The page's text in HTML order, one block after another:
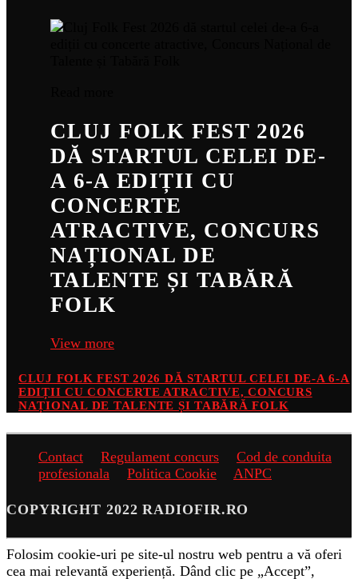
CLUJ FOLK FEST 2026
DĂ STARTUL CELEI DE-
A 6-A EDIȚII CU
CONCERTE
ATRACTIVE, CONCURS
NAȚIONAL DE
TALENTE ȘI TABĂRĂ
FOLK
View more
CLUJ FOLK FEST 2026 DĂ STARTUL CELEI DE-A 6-A
EDIȚII CU CONCERTE ATRACTIVE, CONCURS
NAȚIONAL DE TALENTE ȘI TABĂRĂ FOLK
Contact Regulament concurs
Cod de conduita
profesionala
Politica Cookie ANPC
COPYRIGHT 2022 RADIOFIR.RO
Folosim cookie-uri pe site-ul nostru web pentru a vă oferi
cea mai relevantă experiență. Dând clic pe „Accept”,